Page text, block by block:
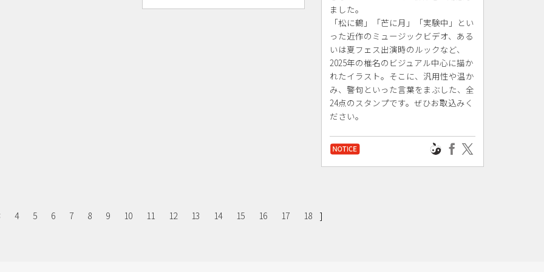
ました。
「松に鶴」「芒に月」「実験中」とい
った近作のミュージックビデオ、ある
いは夏フェス出演時のルックなど、
2025年の椎名のビジュアル中心に描か
れたイラスト。そこに、汎用性や温か
み、警句といった言葉をまぶした、全
24点のスタンプです。ぜひお取込みく
ださい。
4 5 6 7 8 9 10 11 12 13 14 15 16 17 18 ]